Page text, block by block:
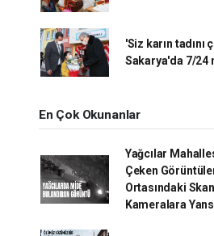
'Siz karın tadını
Sakarya'da 7/24
En Çok Okunanlar
Yağcılar
Çeken
Ortasındaki
Kameralara